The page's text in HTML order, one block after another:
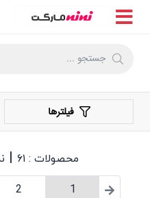
فیلترها
محصولات : ۶۱ |
1
2